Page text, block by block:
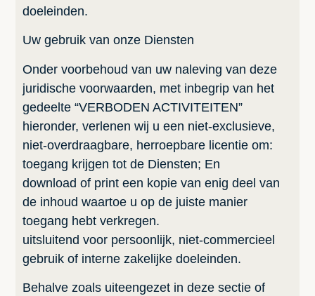
doeleinden.
Uw gebruik van onze Diensten
Onder voorbehoud van uw naleving van deze
juridische voorwaarden, met inbegrip van het
gedeelte “VERBODEN ACTIVITEITEN”
hieronder, verlenen wij u een niet-exclusieve,
niet-overdraagbare, herroepbare licentie om:
toegang krijgen tot de Diensten; En
download of print een kopie van enig deel van
de inhoud waartoe u op de juiste manier
toegang hebt verkregen.
uitsluitend voor persoonlijk, niet-commercieel
gebruik of interne zakelijke doeleinden.
Behalve zoals uiteengezet in deze sectie of